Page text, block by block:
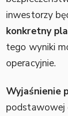
inwestorzy
konkretny
tego wyniki
operacyjnie.
Wyjaśnienie
podstawowej